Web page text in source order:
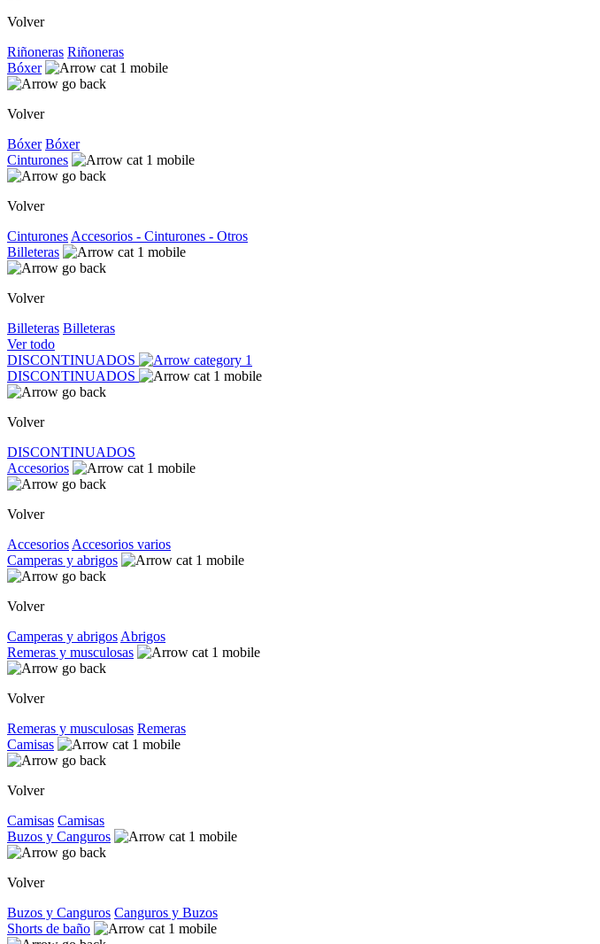
Volver
Riñoneras Riñoneras
Bóxer
Volver
Bóxer Bóxer
Cinturones
Volver
Cinturones Accesorios - Cinturones - Otros
Billeteras
Volver
Billeteras Billeteras
Ver todo
DISCONTINUADOS
DISCONTINUADOS
Volver
DISCONTINUADOS
Accesorios
Volver
Accesorios Accesorios varios
Camperas y abrigos
Volver
Camperas y abrigos Abrigos
Remeras y musculosas
Volver
Remeras y musculosas Remeras
Camisas
Volver
Camisas Camisas
Buzos y Canguros
Volver
Buzos y Canguros Canguros y Buzos
Shorts de baño